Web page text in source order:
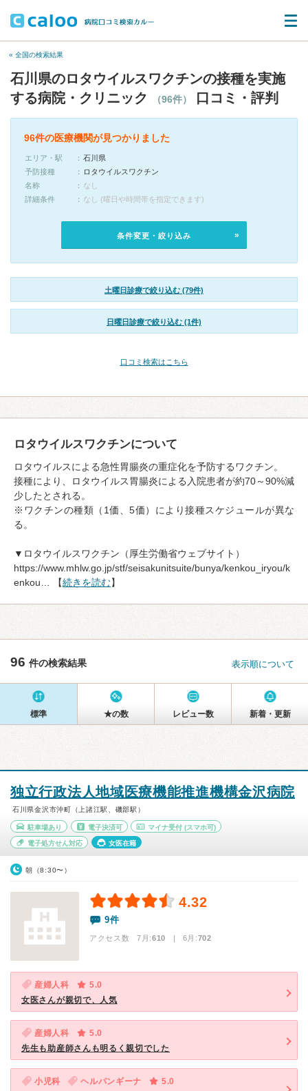
« 全国の検索結果
石川県のロタウイルスワクチンの接種を実施
する病院・クリニック
（96件） 口コミ・評判
96件の医療機関が見つかりました
エリア・駅
石川県
予防接種
ロタウイルスワクチン
名称
なし
詳細条件
なし (曜日や時間帯を指定できます)
条件変更・絞り込み
土曜日診療で絞り込む (79件)
日曜日診療で絞り込む (1件)
口コミ検索はこちら
ロタウイルスワクチンについて
ロタウイルスによる急性胃腸炎の重症化を予防するワクチン。
接種により、ロタウイルス胃腸炎による入院患者が約70～90%減
少したとされる。
※ワクチンの種類（1価、5価）により接種スケジュールが異な
る。
▼ロタウイルスワクチン（厚生労働省ウェブサイト）
https://www.mhlw.go.jp/stf/seisakunitsuite/bunya/kenkou_iryou/k
enkou… 【続きを読む】
96 件の検索結果 表示順について
標準 ★の数 レビュー数 新着・更新
独立行政法人地域医療機能推進機構金沢病院
石川県金沢市沖町（上諸江駅、磯部駅）
駐車場あり 電子決済可 マイナ受付 (スマホ可)
電子処方せん対応 女医在籍
朝（8:30〜）
4.32
9件
アクセス数 7月:610 | 6月:702
産婦人科
5.0
女医さんが親切で、人気
産婦人科
5.0
先生も助産師さんも明るく親切でした
小児科 ヘルパンギーナ
5.0